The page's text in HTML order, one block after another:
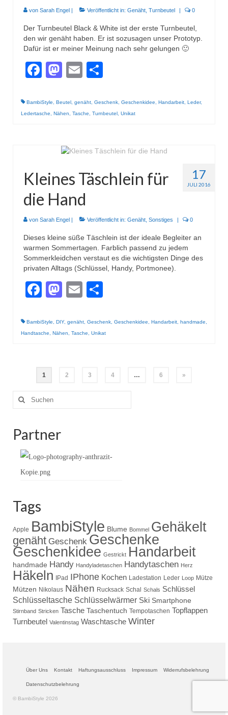
von Sarah Engel | Veröffentlicht in: Genäht Turnbeutel | 0
Der Turnbeutel Black & White ist der erste Turnbeutel,
den wir genäht haben. Er ist sozusagen unser Prototyp.
Dafür ist er meiner Meinung nach sehr gelungen 🙂
Facebook
Mastodon
Email
BambiStyle Beutel genäht Geschenk Geschenkidee Handarbeit Leder,
Ledertasche
Nähen Tasche Turnbeutel Unikat
17
JULI 2016
Kleines Täschlein für
die Hand
von Sarah Engel | Veröffentlicht in: Genäht Sonstiges | 0
Dieses kleine süße Täschlein ist der ideale Begleiter an
warmen Sommertagen. Farblich passend zu jedem
Sommerkleidchen verstaut es die wichtigsten Dinge des
privaten Alltags (Schlüssel, Handy, Portmonee).
Facebook
Mastodon
Email
BambiStyle DIY, genäht Geschenk Geschenkidee Handarbeit handmade
Handtasche
Nähen Tasche Unikat
Seitennummerierung
der
Beiträge
1 2 3 4 … 6 »
Suche
nach:
Partner
Tags
Apple BambiStyle Blume Bommel Gehäkelt
genäht Geschenk Geschenke
Geschenkidee Gestrickt Handarbeit
handmade Handy Handyladetaschen Handytaschen Herz
Häkeln IPad IPhone Kochen Ladestation Leder Loop Mütze
Mützen Nikolaus Nähen Rucksack Schal Schals Schlüssel
Schlüsseltasche Schlüsselwärmer Ski Smartphone
Stirnband Stricken Tasche Taschentuch Tempotaschen Topflappen
Turnbeutel Valentinstag Waschtasche Winter
Über Uns Kontakt Haftungsausschluss Impressum Widerrufsbelehrung
Datenschutzbelehrung
© BambiStyle 2026